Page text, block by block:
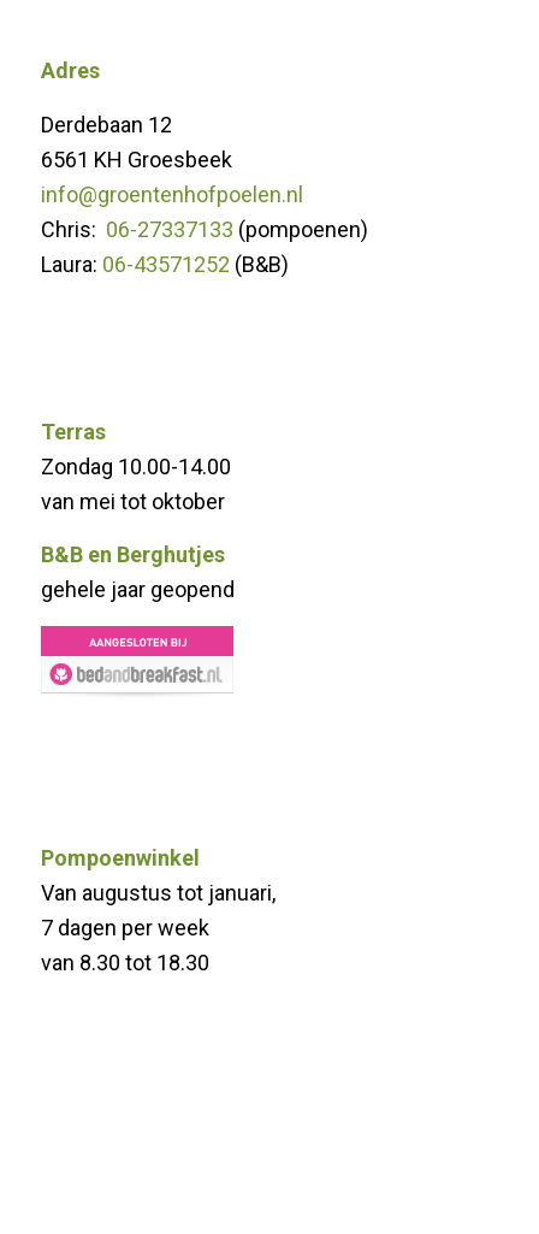
Adres
Derdebaan 12
6561 KH Groesbeek
info@groentenhofpoelen.nl
Chris: 06-27337133 (pompoenen)
Laura: 06-43571252 (B&B)
Terras
Zondag 10.00-14.00
van mei tot oktober
B&B en Berghutjes
gehele jaar geopend
Pompoenwinkel
Van augustus tot januari,
7 dagen per week
van 8.30 tot 18.30